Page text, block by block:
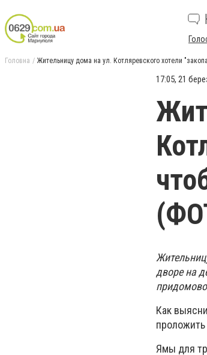
Головна Жительницу дома на ул. Котляревского хотели
17:05, 21
дворе на
Как
Ямы для